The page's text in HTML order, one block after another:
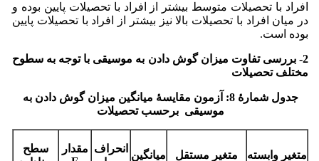
افراد با تحصیلات متوسط بیشتر از افراد با تحصیلات پایین بوده و
در میان افراد با تحصیلات بالا نیز بیشتر از افراد با تحصیلات پایین
بوده است.
2- بررسی تفاوت میزان گوش دادن به موسیقی با توجه به سطوح
مختلف تحصیلات
جدول شمارۀ 8: آزمون مقایسۀ میانگین میزان گوش دادن به
موسیقی برحسب تحصیلات
متغیر وابسته متغیر مستقل میانگین
انحراف مقدار
سطح